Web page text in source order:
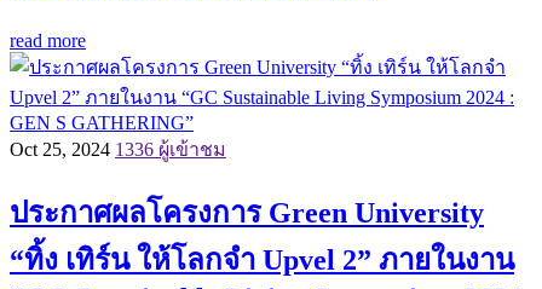
read more
Oct 25, 2024 1336 ผู้เข้าชม
ประกาศผลโครงการ Green University
“ทิ้ง เทิร์น ให้โลกจำ Upvel 2” ภายในงาน